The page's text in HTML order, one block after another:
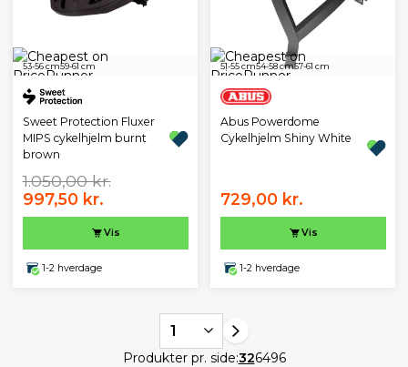
53-56 cm59-61 cm
Sweet Protection Fluxer
MIPS cykelhjelm burnt
brown
1.050,00 kr.
997,50 kr.
Vis
1-2 hverdage
51-55 cm54-58 cm57-61 cm
Abus Powerdome
Cykelhjelm Shiny White
729,00 kr.
Vis
1-2 hverdage
1
Produkter pr. side:326496